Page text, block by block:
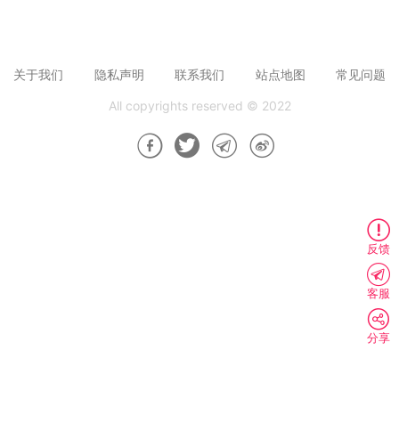
反馈
客服
分享
关于我们 隐私声明 联系我们 站点地图 常见问题
All copyrights reserved © 2022